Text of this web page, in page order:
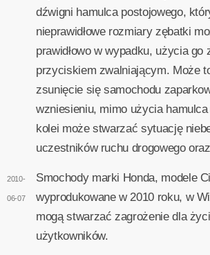
dźwigni hamulca postojowego,
nieprawidłowe rozmiary zębatki
prawidłowo w wypadku, użycia go
przyciskiem zwalniającym. Może
zsunięcie się samochodu
wzniesieniu, mimo użycia
kolei może stwarzać sytuację
uczestników ruchu drogowego
2010-
06-07
Smochody marki Honda, modele
wyprodukowane w 2010 roku, w
mogą stwarzać zagrożenie dla
użytkowników.